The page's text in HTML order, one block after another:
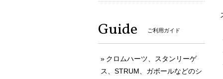
Guide ご利用ガイド
クロムハーツ、スタンリーゲ
ス、STRUM、ガボールなどのシ